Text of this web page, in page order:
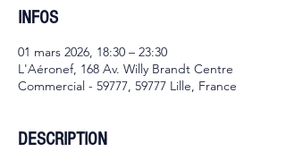
INFOS
01 mars 2026, 18:30 – 23:30
L'Aéronef, 168 Av. Willy Brandt Centre
Commercial - 59777, 59777 Lille, France
DESCRIPTION